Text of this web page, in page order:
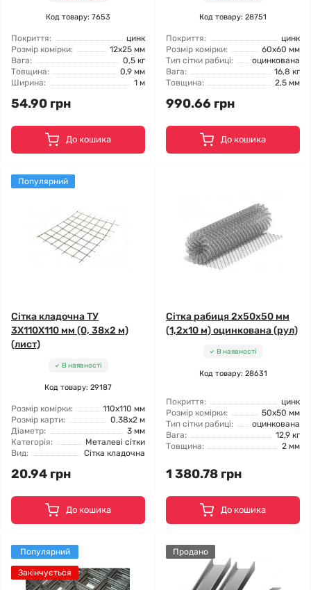
Код товару: 7653
Покриття:
цинк
Розмір комірки:
12x25 мм
Вага:
0,5 кг
Товщина:
0,9 мм
Ширина:
1 м
54.90 грн
До кошика
Код товару: 28751
Покриття:
цинк
Розмір комірки:
60x60 мм
Тип сітки рабиці:
оцинкована
Вага:
16,8 кг
Товщина:
2,5 мм
990.66 грн
До кошика
Популярний
Сітка кладочна ТУ
3X110X110 мм (0, 38x2 м)
(лист)
В наявності
Код товару: 29187
Розмір комірки:
110x110 мм
Розмір карти:
0,38x2 м
Діаметр:
3 мм
Категорія:
Металеві сітки
Вид:
Сітка кладочна
20.94 грн
До кошика
Сітка рабиця 2x50x50 мм
(1,2x10 м) оцинкована (рул)
В наявності
Код товару: 28631
Покриття:
цинк
Розмір комірки:
50x50 мм
Тип сітки рабиці:
оцинкована
Вага:
12,9 кг
Товщина:
2 мм
1 380.78 грн
До кошика
Популярний
Закінчується
Продано